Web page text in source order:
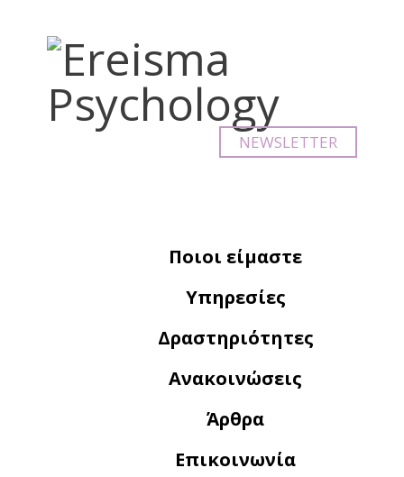
NEWSLETTER
Ποιοι είμαστε
Υπηρεσίες
Δραστηριότητες
Ανακοινώσεις
Άρθρα
Επικοινωνία